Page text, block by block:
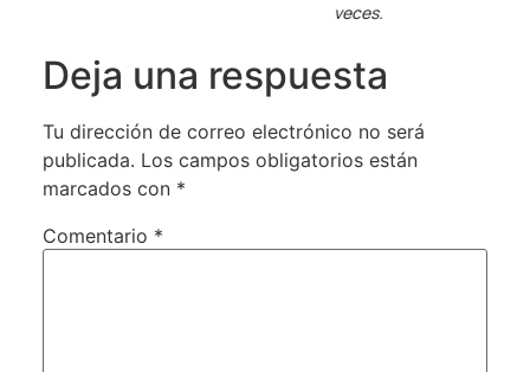
veces.
Deja una respuesta
Tu dirección de correo electrónico no será
publicada. Los campos obligatorios están
marcados con *
Comentario *